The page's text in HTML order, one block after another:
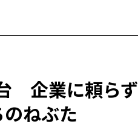
企業に頼らず
ねぶた